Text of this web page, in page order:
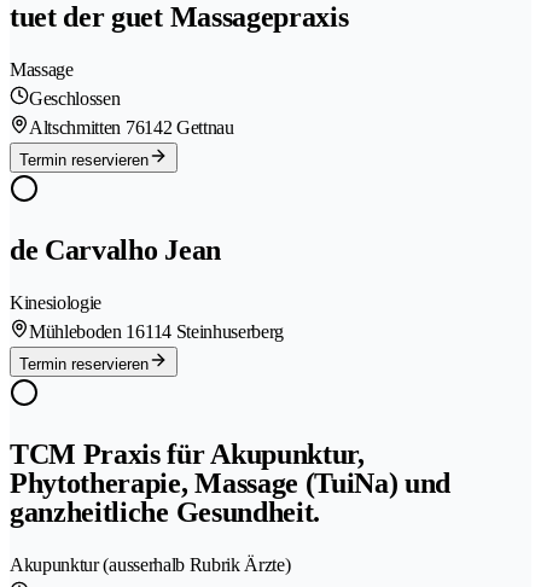
tuet der guet Massagepraxis
Massage
Geschlossen
Altschmitten 76142 Gettnau
Termin reservieren
de Carvalho Jean
Kinesiologie
Mühleboden 16114 Steinhuserberg
Termin reservieren
TCM Praxis für Akupunktur,
Phytotherapie, Massage (TuiNa) und
ganzheitliche Gesundheit.
Akupunktur (ausserhalb Rubrik Ärzte)